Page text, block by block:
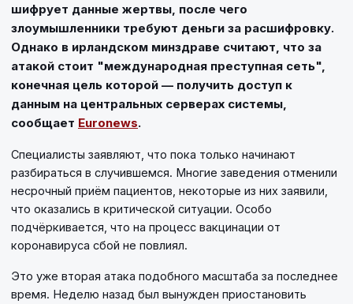
шифрует данные жертвы, после чего
злоумышленники требуют деньги за расшифровку.
Однако в ирландском минздраве считают, что за
атакой стоит "международная преступная сеть",
конечная цель которой — получить доступ к
данным на центральных серверах системы,
сообщает Euronews.
Специалисты заявляют, что пока только начинают
разбираться в случившемся. Многие заведения отменили
несрочный приём пациентов, некоторые из них заявили,
что оказались в критической ситуации. Особо
подчёркивается, что на процесс вакцинации от
коронавируса сбой не повлиял.
Это уже вторая атака подобного масштаба за последнее
время. Неделю назад был вынужден приостановить